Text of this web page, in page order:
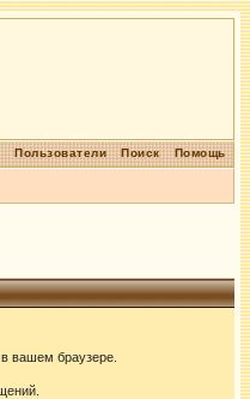
Помощь
Поиск
Пользователи
вашем браузере.